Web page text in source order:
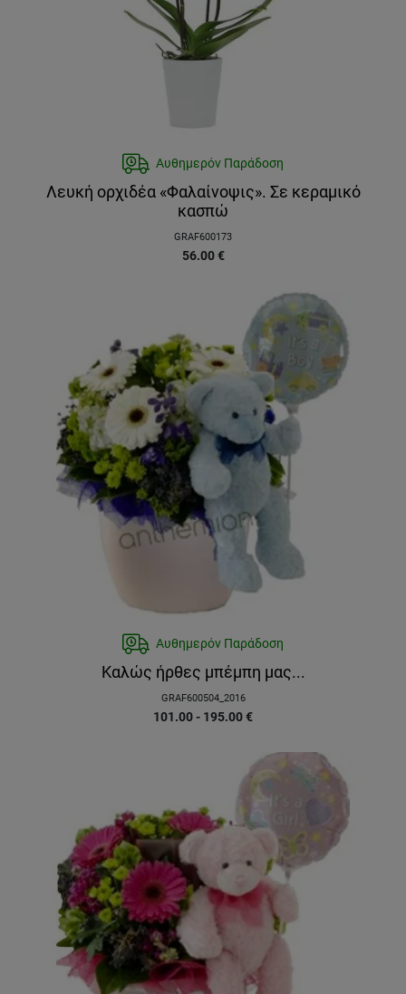
Αυθημερόν Παράδοση
Λευκή ορχιδέα «Φαλαίνοψις». Σε κεραμικό
κασπώ
GRAF600173
56.00 €
Αυθημερόν Παράδοση
Καλώς ήρθες μπέμπη μας...
GRAF600504_2016
101.00 - 195.00€